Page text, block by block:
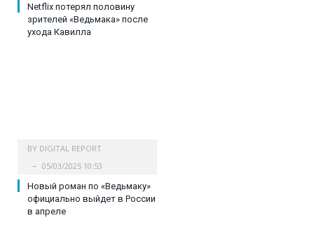
Netflix потерял половину
зрителей «Ведьмака» после
ухода Кавилла
BY DIGITAL REPORT
05/03/2025 10:53
Новый роман по «Ведьмаку»
официально выйдет в России
в апреле